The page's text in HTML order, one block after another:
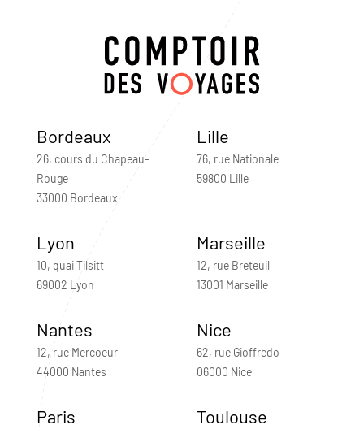
Bordeaux
26, cours du Chapeau-
Rouge
33000 Bordeaux
Lille
76, rue Nationale
59800 Lille
Lyon
10, quai Tilsitt
69002 Lyon
Marseille
12, rue Breteuil
13001 Marseille
Nantes
12, rue Mercoeur
44000 Nantes
Nice
62, rue Gioffredo
06000 Nice
Paris Toulouse